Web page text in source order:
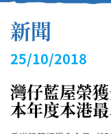
新聞
25/10/2018
灣仔藍屋榮
本年度本港